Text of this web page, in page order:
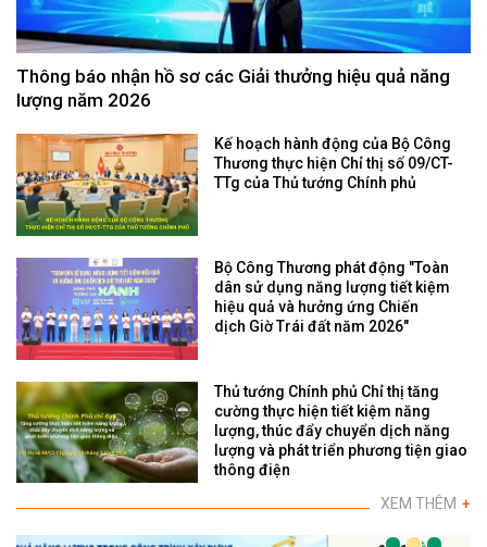
Thông báo nhận hồ sơ các Giải thưởng hiệu quả năng
lượng năm 2026
Kế hoạch hành động của Bộ Công
Thương thực hiện Chỉ thị số 09/CT-
TTg của Thủ tướng Chính phủ
Bộ Công Thương phát động "Toàn
dân sử dụng năng lượng tiết kiệm
hiệu quả và hưởng ứng Chiến
dịch Giờ Trái đất năm 2026"
Thủ tướng Chính phủ Chỉ thị tăng
cường thực hiện tiết kiệm năng
lượng, thúc đẩy chuyển dịch năng
lượng và phát triển phương tiện giao
thông điện
XEM THÊM +